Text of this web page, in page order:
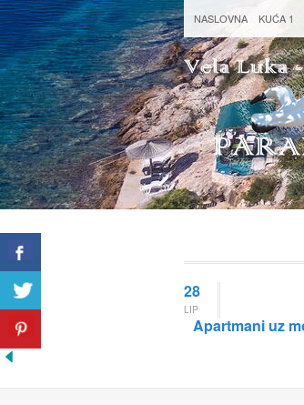
NASLOVNA KUĆA 1
28
LIP
Apartmani uz